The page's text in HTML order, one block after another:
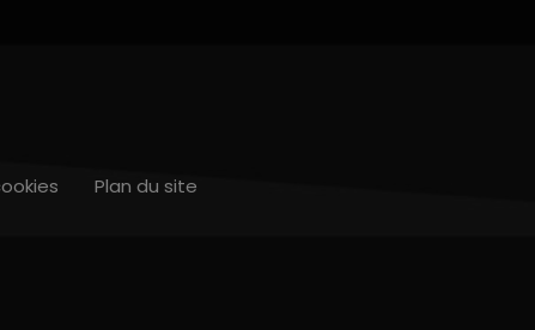
Plan du site